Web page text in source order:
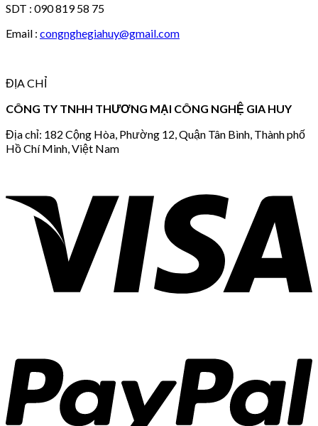
SDT : 090 819 58 75
Email : congnghegiahuy@gmail.com
ĐỊA CHỈ
CÔNG TY TNHH THƯƠNG MẠI CÔNG NGHỆ GIA HUY
Địa chỉ: 182 Cộng Hòa, Phường 12, Quận Tân Bình, Thành phố
Hồ Chí Minh, Việt Nam